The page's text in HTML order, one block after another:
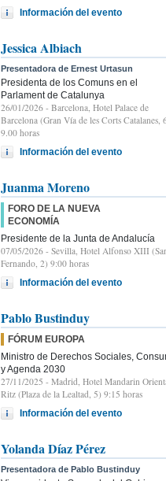
Información del evento
Jessica Albiach
Presentadora de Ernest Urtasun
Presidenta de los Comuns en el
Parlament de Catalunya
26/01/2026 - Barcelona, Hotel Palace de
Barcelona (Gran Vía de les Corts Catalanes,
9.00 horas
Información del evento
Juanma Moreno
FORO DE LA NUEVA
ECONOMÍA
Presidente de la Junta de Andalucía
07/05/2026 - Sevilla, Hotel Alfonso XIII
Fernando, 2) 9:00 horas
Información del evento
Pablo Bustinduy
FÓRUM EUROPA
Ministro de Derechos Sociales,
y Agenda 2030
27/11/2025 - Madrid, Hotel Mandarin
Ritz (Plaza de la Lealtad, 5) 9:15 horas
Información del evento
Yolanda Díaz Pérez
Presentadora de Pablo Bustinduy